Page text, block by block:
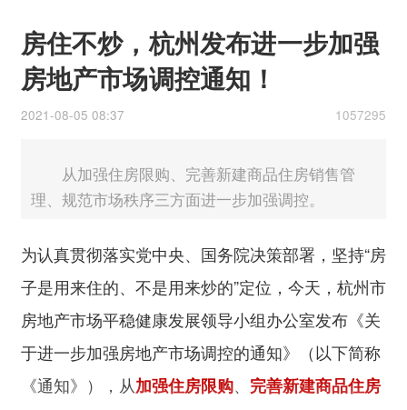
房住不炒，杭州发布进一步加强
房地产市场调控通知！
2021-08-05 08:37 1057295
从加强住房限购、完善新建商品住房销售管
理、规范市场秩序三方面进一步加强调控。
为认真贯彻落实党中央、国务院决策部署，坚持“房
子是用来住的、不是用来炒的”定位，今天，杭州市
房地产市场平稳健康发展领导小组办公室发布《关
于进一步加强房地产市场调控的通知》（以下简称
《通知》），从加强住房限购、 完善新建商品住房